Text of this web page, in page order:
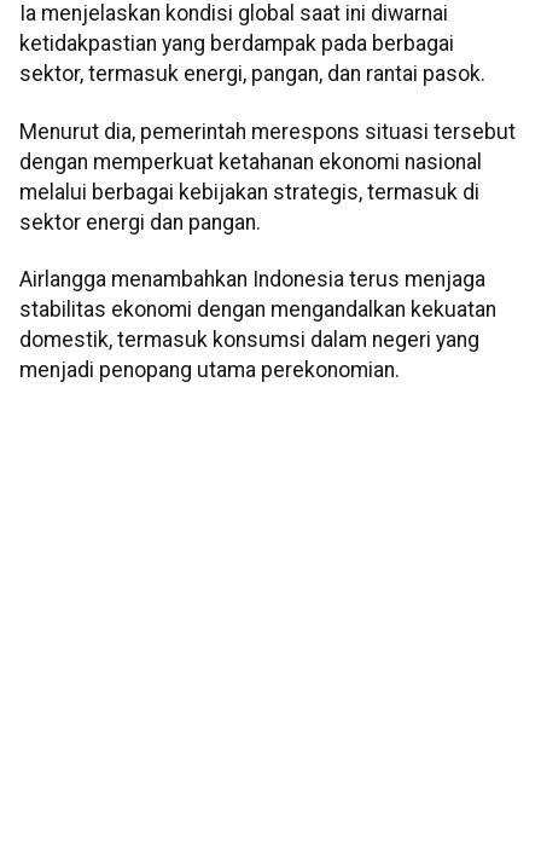
Ia menjelaskan kondisi global saat ini diwarnai
ketidakpastian yang berdampak pada berbagai
sektor, termasuk energi, pangan, dan rantai pasok.
Menurut dia, pemerintah merespons situasi tersebut
dengan memperkuat ketahanan ekonomi nasional
melalui berbagai kebijakan strategis, termasuk di
sektor energi dan pangan.
Airlangga menambahkan Indonesia terus menjaga
stabilitas ekonomi dengan mengandalkan kekuatan
domestik, termasuk konsumsi dalam negeri yang
menjadi penopang utama perekonomian.